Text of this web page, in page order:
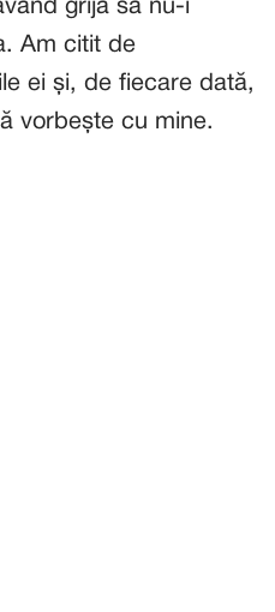
grijă să nu-i
Am citit de
ei și, de fiecare dată,
vorbește cu mine.